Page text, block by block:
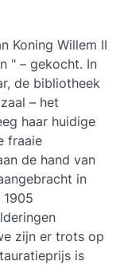
Koning Willem II
" – gekocht. In
de bibliotheek
– het
haar huidige
fraaie
de hand van
in
zijn er trots op
is